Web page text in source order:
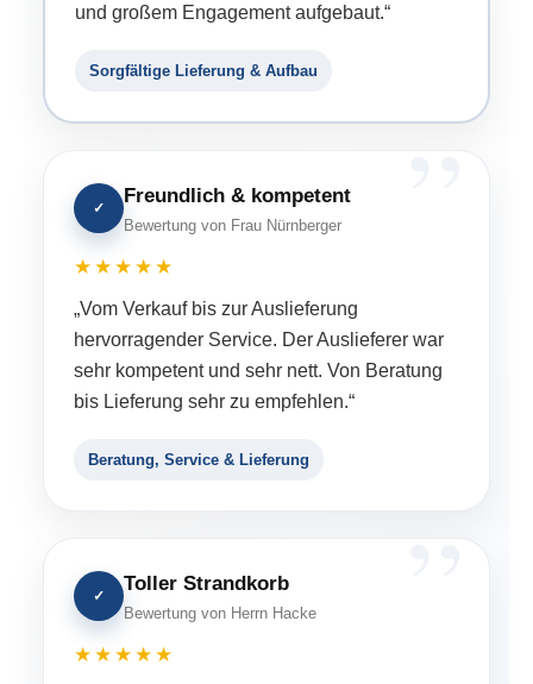
und großem Engagement aufgebaut.“
Sorgfältige Lieferung & Aufbau
✓
Freundlich & kompetent
Bewertung von Frau Nürnberger
★★★★★
„Vom Verkauf bis zur Auslieferung
hervorragender Service. Der Auslieferer war
sehr kompetent und sehr nett. Von Beratung
bis Lieferung sehr zu empfehlen.“
Beratung, Service & Lieferung
✓
Toller Strandkorb
Bewertung von Herrn Hacke
★★★★★